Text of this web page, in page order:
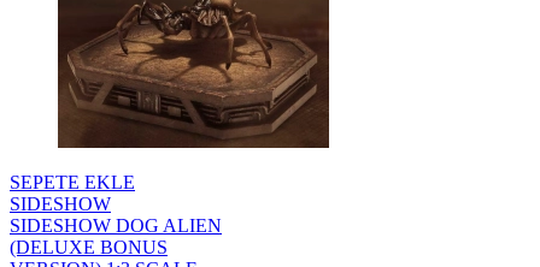
SEPETE EKLE
SIDESHOW
SIDESHOW DOG ALIEN
(DELUXE BONUS